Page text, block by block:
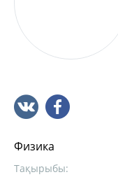
Физика
Тақырыбы: